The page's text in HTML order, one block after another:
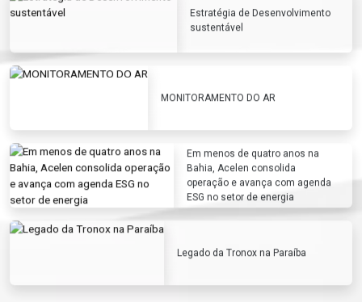
Estratégia de Desenvolvimento
sustentável
MONITORAMENTO DO AR
Em menos de quatro anos na
Bahia, Acelen consolida
operação e avança com agenda
ESG no setor de energia
Legado da Tronox na Paraíba